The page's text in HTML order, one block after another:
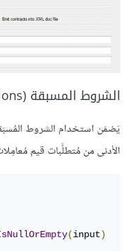
الشروط المسبقة (Preconditions)
الأدنى من مُتطلَّبات قيم
(input)